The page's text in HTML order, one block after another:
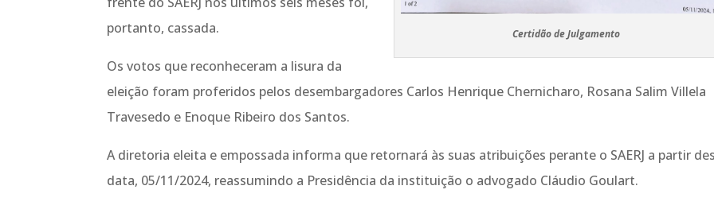
Certidão de Julgamento
portanto, cassada.
Os votos que reconheceram a lisura da
eleição foram proferidos pelos desembargadores Carlos Henrique Chernicharo, Rosana Salim Villela
Travesedo e Enoque Ribeiro dos Santos.
A diretoria eleita e empossada informa que retornará às suas atribuições perante o SAERJ a partir
data, 05/11/2024, reassumindo a Presidência da instituição o advogado Cláudio Goulart.